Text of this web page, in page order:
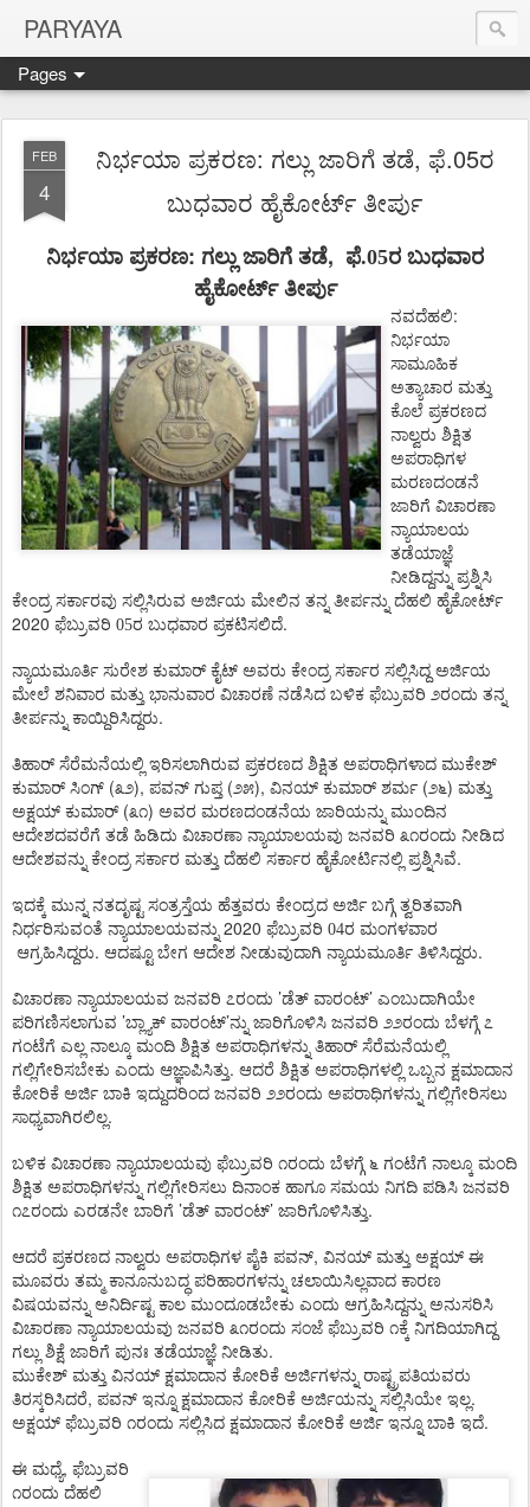
PARYAYA
Pages
FEB
4
ನಿರ್ಭಯಾ ಪ್ರಕರಣ: ಗಲ್ಲು ಜಾರಿಗೆ ತಡೆ, ಫೆ.05ರ
ಬುಧವಾರ ಹೈಕೋರ್ಟ್ ತೀರ್ಪು
ನಿರ್ಭಯಾ ಪ್ರಕರಣ: ಗಲ್ಲು ಜಾರಿಗೆ ತಡೆ, ಫೆ.05ರ ಬುಧವಾರ
ಹೈಕೋರ್ಟ್ ತೀರ್ಪು
ನವದೆಹಲಿ:
ನಿರ್ಭಯಾ
ಸಾಮೂಹಿಕ
ಅತ್ಯಾಚಾರ ಮತ್ತು
ಕೊಲೆ ಪ್ರಕರಣದ
ನಾಲ್ವರು ಶಿಕ್ಷಿತ
ಅಪರಾಧಿಗಳ
ಮರಣದಂಡನೆ
ಜಾರಿಗೆ ವಿಚಾರಣಾ
ನ್ಯಾಯಾಲಯ
ತಡೆಯಾಜ್ಞೆ
ನೀಡಿದ್ದನ್ನು ಪ್ರಶ್ನಿಸಿ
ಕೇಂದ್ರ ಸರ್ಕಾರವು ಸಲ್ಲಿಸಿರುವ ಅರ್ಜಿಯ ಮೇಲಿನ ತನ್ನ ತೀರ್ಪನ್ನು ದೆಹಲಿ ಹೈಕೋರ್ಟ್
2020 ಫೆಬ್ರುವರಿ 05ರ ಬುಧವಾರ ಪ್ರಕಟಿಸಲಿದೆ.
ನ್ಯಾಯಮೂರ್ತಿ ಸುರೇಶ ಕುಮಾರ್ ಕೈಟ್ ಅವರು ಕೇಂದ್ರ ಸರ್ಕಾರ ಸಲ್ಲಿಸಿದ್ದ ಅರ್ಜಿಯ
ಮೇಲೆ ಶನಿವಾರ ಮತ್ತು ಭಾನುವಾರ ವಿಚಾರಣೆ ನಡೆಸಿದ ಬಳಿಕ ಫೆಬ್ರುವರಿ ೨ರಂದು ತನ್ನ
ತೀರ್ಪನ್ನು ಕಾಯ್ದಿರಿಸಿದ್ದರು.
ತಿಹಾರ್ ಸೆರೆಮನೆಯಲ್ಲಿ ಇರಿಸಲಾಗಿರುವ ಪ್ರಕರಣದ ಶಿಕ್ಷಿತ ಅಪರಾಧಿಗಳಾದ ಮುಕೇಶ್
ಕುಮಾರ್ ಸಿಂಗ್ (೩೨), ಪವನ್ ಗುಪ್ತ (೨೫), ವಿನಯ್ ಕುಮಾರ್ ಶರ್ಮ (೨೬) ಮತ್ತು
ಅಕ್ಷಯ್ ಕುಮಾರ್(೩೧) ಅವರ ಮರಣದಂಡನೆಯ ಜಾರಿಯನ್ನು ಮುಂದಿನ
ಆದೇಶದವರೆಗೆ ತಡೆ ಹಿಡಿದು ವಿಚಾರಣಾ ನ್ಯಾಯಾಲಯವು ಜನವರಿ ೩೧ರಂದು ನೀಡಿದ
ಆದೇಶವನ್ನು ಕೇಂದ್ರ ಸರ್ಕಾರ ಮತ್ತು ದೆಹಲಿ ಸರ್ಕಾರ ಹೈಕೋರ್ಟಿನಲ್ಲಿ ಪ್ರಶ್ನಿಸಿವೆ.
ಇದಕ್ಕೆ ಮುನ್ನ ನತದೃಷ್ಟ ಸಂತ್ರಸ್ತೆಯ ಹೆತ್ತವರು ಕೇಂದ್ರದ ಅರ್ಜಿ ಬಗ್ಗೆ ತ್ವರಿತವಾಗಿ
ನಿರ್ಧರಿಸುವಂತೆ ನ್ಯಾಯಾಲಯವನ್ನು 2020 ಫೆಬ್ರುವರಿ 04ರ ಮಂಗಳವಾರ
ಆಗ್ರಹಿಸಿದ್ದರು. ಆದಷ್ಟೂ ಬೇಗ ಆದೇಶ ನೀಡುವುದಾಗಿ ನ್ಯಾಯಮೂರ್ತಿ ತಿಳಿಸಿದ್ದರು.
ವಿಚಾರಣಾ ನ್ಯಾಯಾಲಯವ ಜನವರಿ ೭ರಂದು ’ಡೆತ್ ವಾರಂಟ್’ ಎಂಬುದಾಗಿಯೇ
ಪರಿಗಣಿಸಲಾಗುವ ’ಬ್ಲ್ಯಾಕ್ ವಾರಂಟ್’ನ್ನು ಜಾರಿಗೊಳಿಸಿ ಜನವರಿ ೨೨ರಂದು ಬೆಳಗ್ಗೆ ೭
ಗಂಟೆಗೆ ಎಲ್ಲ ನಾಲ್ಕೂ ಮಂದಿ ಶಿಕ್ಷಿತ ಅಪರಾಧಿಗಳನ್ನು ತಿಹಾರ್ ಸೆರೆಮನೆಯಲ್ಲಿ
ಗಲ್ಲಿಗೇರಿಸಬೇಕು ಎಂದು ಆಜ್ಞಾಪಿಸಿತ್ತು. ಆದರೆ ಶಿಕ್ಷಿತ ಅಪರಾಧಿಗಳಲ್ಲಿ ಒಬ್ಬನ ಕ್ಷಮಾದಾನ
ಕೋರಿಕೆ ಅರ್ಜಿ ಬಾಕಿ ಇದ್ದುದರಿಂದ ಜನವರಿ ೨೨ರಂದು ಅಪರಾಧಿಗಳನ್ನು ಗಲ್ಲಿಗೇರಿಸಲು
ಸಾಧ್ಯವಾಗಿರಲಿಲ್ಲ.
ಬಳಿಕ ವಿಚಾರಣಾ ನ್ಯಾಯಾಲಯವು ಫೆಬ್ರುವರಿ ೧ರಂದು ಬೆಳಗ್ಗೆ ೬ ಗಂಟೆಗೆ ನಾಲ್ಕೂ ಮಂದಿ
ಶಿಕ್ಷಿತ ಅಪರಾಧಿಗಳನ್ನು ಗಲ್ಲಿಗೇರಿಸಲು ದಿನಾಂಕ ಹಾಗೂ ಸಮಯ ನಿಗದಿ ಪಡಿಸಿ ಜನವರಿ
೧೭ರಂದು ಎರಡನೇ ಬಾರಿಗೆ ’ಡೆತ್ ವಾರಂಟ್’ ಜಾರಿಗೊಳಿಸಿತ್ತು.
ಆದರೆ ಪ್ರಕರಣದ ನಾಲ್ವರು ಅಪರಾಧಿಗಳ ಪೈಕಿ ಪವನ್, ವಿನಯ್ ಮತ್ತು ಅಕ್ಷಯ್ ಈ
ಮೂವರು ತಮ್ಮ ಕಾನೂನುಬದ್ಧ ಪರಿಹಾರಗಳನ್ನು ಚಲಾಯಿಸಿಲ್ಲವಾದ ಕಾರಣ
ವಿಷಯವನ್ನು ಅನಿರ್ದಿಷ್ಟ ಕಾಲ ಮುಂದೂಡಬೇಕು ಎಂದು ಆಗ್ರಹಿಸಿದ್ದನ್ನು ಅನುಸರಿಸಿ
ವಿಚಾರಣಾ ನ್ಯಾಯಾಲಯವು ಜನವರಿ ೩೧ರಂದು ಸಂಜೆ ಫೆಬ್ರುವರಿ ೧ಕ್ಕೆ ನಿಗದಿಯಾಗಿದ್ದ
ಗಲ್ಲು ಶಿಕ್ಷೆ ಜಾರಿಗೆ ಪುನಃ ತಡೆಯಾಜ್ಞೆ ನೀಡಿತು.
ಮುಕೇಶ್ ಮತ್ತು ವಿನಯ್ ಕ್ಷಮಾದಾನ ಕೋರಿಕೆ ಅರ್ಜಿಗಳನ್ನು ರಾಷ್ಟ್ರಪತಿಯವರು
ತಿರಸ್ಕರಿಸಿದರೆ, ಪವನ್ ಇನ್ನೂ ಕ್ಷಮಾದಾನ ಕೋರಿಕೆ ಅರ್ಜಿಯನ್ನು ಸಲ್ಲಿಸಿಯೇ ಇಲ್ಲ.
ಅಕ್ಷಯ್ ಫೆಬ್ರುವರಿ ೧ರಂದು ಸಲ್ಲಿಸಿದ ಕ್ಷಮಾದಾನ ಕೋರಿಕೆ ಅರ್ಜಿ ಇನ್ನೂ ಬಾಕಿ ಇದೆ.
ಈ ಮಧ್ಯೆ, ಫೆಬ್ರುವರಿ
೧ರಂದು ದೆಹಲಿ